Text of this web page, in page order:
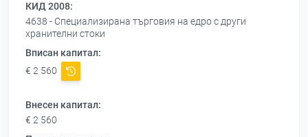
КИД 2008:
4638 - Специализирана търговия на едро с други
хранителни стоки
Вписан капитал:
€ 2 560
Внесен капитал:
€ 2 560